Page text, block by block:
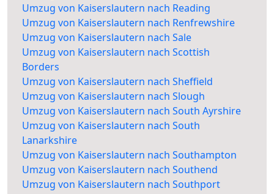
Umzug von Kaiserslautern nach Reading
Umzug von Kaiserslautern nach Renfrewshire
Umzug von Kaiserslautern nach Sale
Umzug von Kaiserslautern nach Scottish
Borders
Umzug von Kaiserslautern nach Sheffield
Umzug von Kaiserslautern nach Slough
Umzug von Kaiserslautern nach South Ayrshire
Umzug von Kaiserslautern nach South
Lanarkshire
Umzug von Kaiserslautern nach Southampton
Umzug von Kaiserslautern nach Southend
Umzug von Kaiserslautern nach Southport